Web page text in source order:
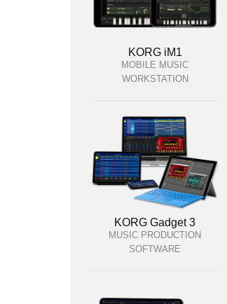
KORG iM1
MOBILE MUSIC
WORKSTATION
KORG Gadget 3
MUSIC PRODUCTION
SOFTWARE